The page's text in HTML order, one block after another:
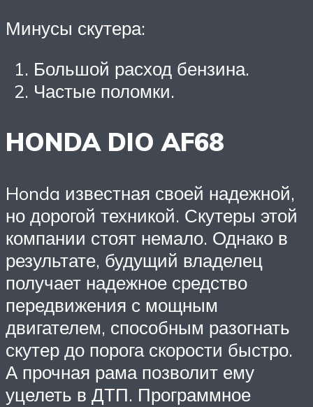
Минусы скутера:
Большой расход бензина.
Частые поломки.
HONDA DIO AF68
Honda известная своей надежной,
но дорогой техникой. Скутеры этой
компании стоят немало. Однако в
результате, будущий владелец
получает надежное средство
передвижения с мощным
двигателем, способным разогнать
скутер до порога скорости быстро.
А прочная рама позволит ему
уцелеть в ДТП. Программное